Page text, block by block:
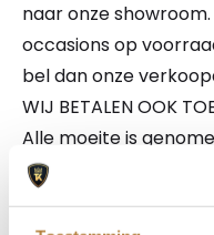
naar onze
occasions op
bel dan onze
WIJ BETALEN OOK
Alle moeite is
internetsite zo
te geven. Fouten zijn